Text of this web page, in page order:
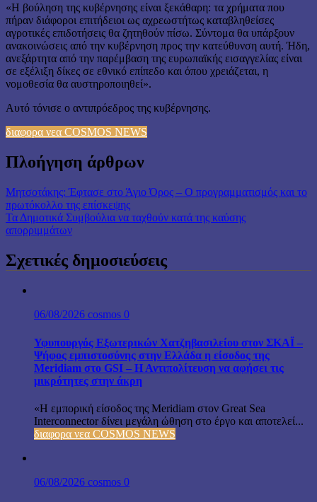
«Η βούληση της κυβέρνησης είναι ξεκάθαρη: τα χρήματα που
πήραν διάφοροι επιτήδειοι ως αχρεωστήτως καταβληθείσες
αγροτικές επιδοτήσεις θα ζητηθούν πίσω. Σύντομα θα υπάρξουν
ανακοινώσεις από την κυβέρνηση προς την κατεύθυνση αυτή. Ήδη,
ανεξάρτητα από την παρέμβαση της ευρωπαϊκής εισαγγελίας είναι
σε εξέλιξη δίκες σε εθνικό επίπεδο και όπου χρειάζεται, η
νομοθεσία θα αυστηροποιηθεί».
Αυτό τόνισε ο αντιπρόεδρος της κυβέρνησης.
διαφορα νεα COSMOS NEWS
Πλοήγηση άρθρων
Μητσοτάκης: Έφτασε στο Άγιο Όρος – Ο προγραμματισμός και το
πρωτόκολλο της επίσκεψης
Τα Δημοτικά Συμβούλια να ταχθούν κατά της καύσης
απορριμμάτων
Σχετικές δημοσιεύσεις
06/08/2026 cosmos 0
Υφυπουργός Εξωτερικών Χατζηβασιλείου στον ΣΚΑΪ –
Ψήφος εμπιστοσύνης στην Ελλάδα η είσοδος της
Meridiam στο GSI – Η Αντιπολίτευση να αφήσει τις
μικρότητες στην άκρη
«Η εμπορική είσοδος της Meridiam στον Great Sea
Interconnector δίνει μεγάλη ώθηση στο έργο και αποτελεί...
διαφορα νεα COSMOS NEWS
06/08/2026 cosmos 0